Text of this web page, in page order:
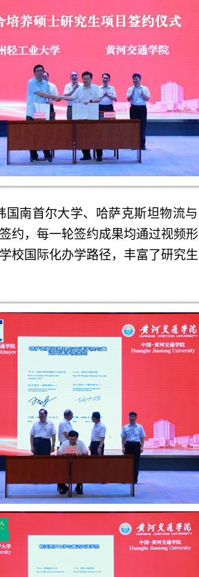
国南首尔大学、哈萨克斯坦物流
约，每一轮签约成果均通过视频
校国际化办学路径，丰富了研究